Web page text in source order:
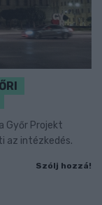
Győr Projekt
az intézkedés.
Szólj hozzá!